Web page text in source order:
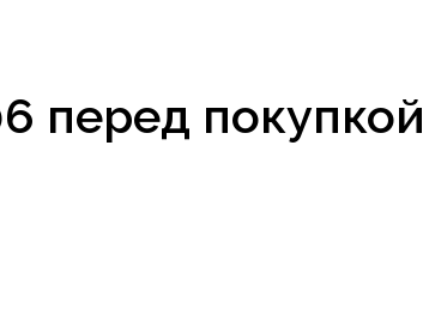
перед покупкой